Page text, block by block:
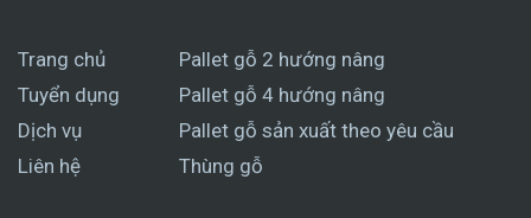
Trang chủ
Tuyển dụng
Dịch vụ
Liên hệ
Pallet gỗ 2 hướng nâng
Pallet gỗ 4 hướng nâng
Pallet gỗ sản xuất theo yêu cầu
Thùng gỗ